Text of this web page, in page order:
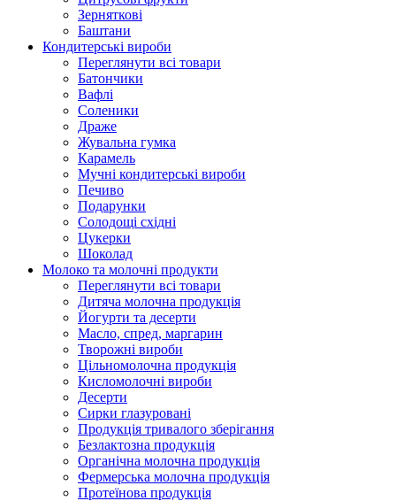
Зерняткові
Баштани
Кондитерські вироби
Переглянути всі товари
Батончики
Вафлі
Соленики
Драже
Жувальнa гумка
Карамель
Мучні кондитерські вироби
Печиво
Подарунки
Солодощі східні
Цукерки
Шоколад
Молоко та молочні продукти
Переглянути всі товари
Дитяча молочна продукція
Йогурти та десерти
Масло, спред, маргарин
Творожні вироби
Цільномолочна продукція
Кисломолочні вироби
Десерти
Сирки глазуровані
Продукція тривалого зберігання
Безлактозна продукція
Органічна молочна продукція
Фермерська молочна продукція
Протеїнова продукція